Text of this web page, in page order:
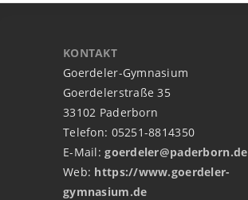
KONTAKT
Goerdeler-Gymnasium
Goerdelerstraße 35
33102 Paderborn
Telefon: 05251-8814350
E-Mail:goerdeler@paderborn.de
Web: https://www.goerdeler-
gymnasium.de